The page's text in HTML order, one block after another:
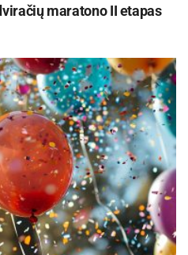
maratono II etapas